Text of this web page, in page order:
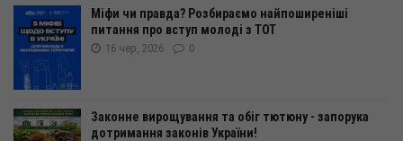
Міфи чи правда? Розбираємо найпоширеніші
питання про вступ молоді з ТОТ
16 чер, 2026 0
Законне вирощування та обіг тютюну - запорука
дотримання законів України!